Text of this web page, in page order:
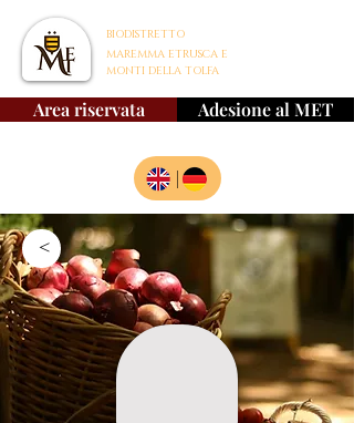
BIODISTRETTO
MAREMMA ETRUSCA E
MONTI DELLA TOLFA
Area riservata Adesione al MET
>